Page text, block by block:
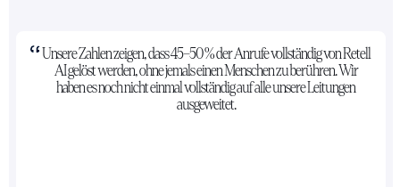
Unsere Zahlen zeigen, dass 45–50 % der Anrufe vollständig von Retell
AI gelöst werden, ohne jemals einen Menschen zu berühren. Wir
haben es noch nicht einmal vollständig auf alle unsere Leitungen
ausgeweitet.